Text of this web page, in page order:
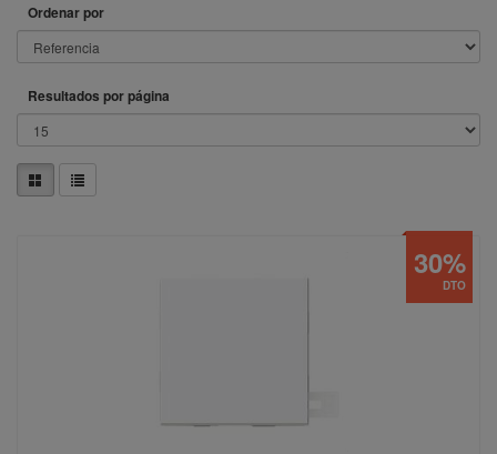
Ordenar por
Resultados por página
DTO
30%